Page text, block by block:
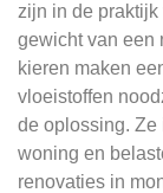
zijn in de
gewicht van een
kieren maken
vloeistoffen
de oplossing. Ze
woning en
renovaties in